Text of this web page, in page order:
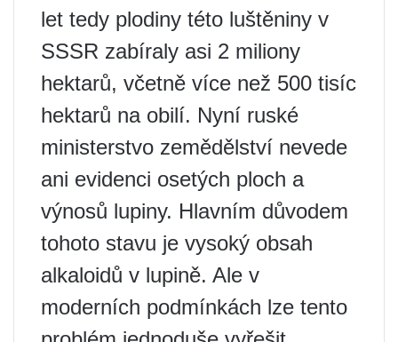
let tedy plodiny této luštěniny v
SSSR zabíraly asi 2 miliony
hektarů, včetně více než 500 tisíc
hektarů na obilí. Nyní ruské
ministerstvo zemědělství nevede
ani evidenci osetých ploch a
výnosů lupiny. Hlavním důvodem
tohoto stavu je vysoký obsah
alkaloidů v lupině. Ale v
moderních podmínkách lze tento